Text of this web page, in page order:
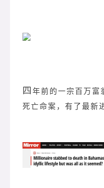
四年前的一宗百万富
死亡命案，有了最新